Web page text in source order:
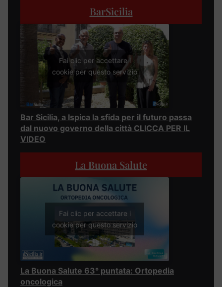
BarSicilia
Fai clic per accettare i
cookie per questo servizio
Bar Sicilia, a Ispica la sfida per il futuro passa
dal nuovo governo della città CLICCA PER IL
VIDEO
La Buona Salute
Fai clic per accettare i
cookie per questo servizio
La Buona Salute 63° puntata: Ortopedia
oncologica